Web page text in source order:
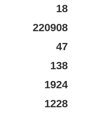
18
220908
47
138
1924
1228